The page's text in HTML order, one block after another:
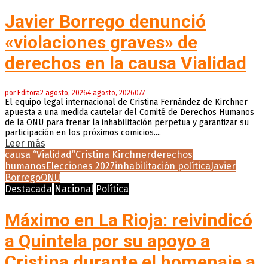
Javier Borrego denunció
«violaciones graves» de
derechos en la causa Vialidad
por Editora2 agosto, 20264 agosto, 2026077
El equipo legal internacional de Cristina Fernández de Kirchner
apuesta a una medida cautelar del Comité de Derechos Humanos
de la ONU para frenar la inhabilitación perpetua y garantizar su
participación en los próximos comicios....
Leer más
causa “Vialidad”Cristina Kirchnerderechos
humanosElecciones 2027inhabilitación políticaJavier
BorregoONU
Destacada Nacional Política
Máximo en La Rioja: reivindicó
a Quintela por su apoyo a